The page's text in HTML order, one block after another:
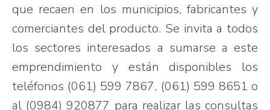
que recaen en los municipios, fabricantes y
comerciantes del producto. Se invita a todos
los sectores interesados a sumarse a este
emprendimiento y están disponibles los
teléfonos (061) 599 7867, (061) 599 8651 o
al (0984) 920877 para realizar las consultas